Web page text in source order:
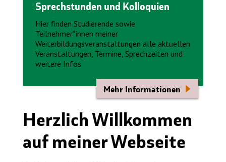
Sprechstunden und Kolloquien
Hier finden Studierende sowie
Teilnehmer*innen meiner
Weiterbildungsveranstaltungen alle aktuellen
Veranstaltungen, Termine, Sprechzeiten und
weitere Infos
Mehr Informationen
Herzlich Willkommen
auf meiner Webseite